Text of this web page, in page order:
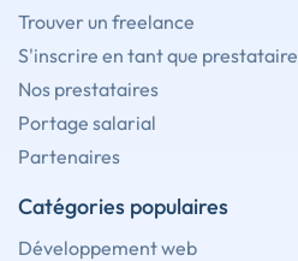
Trouver un freelance
S'inscrire en tant que prestataire
Nos prestataires
Portage salarial
Partenaires
Catégories populaires
Développement web